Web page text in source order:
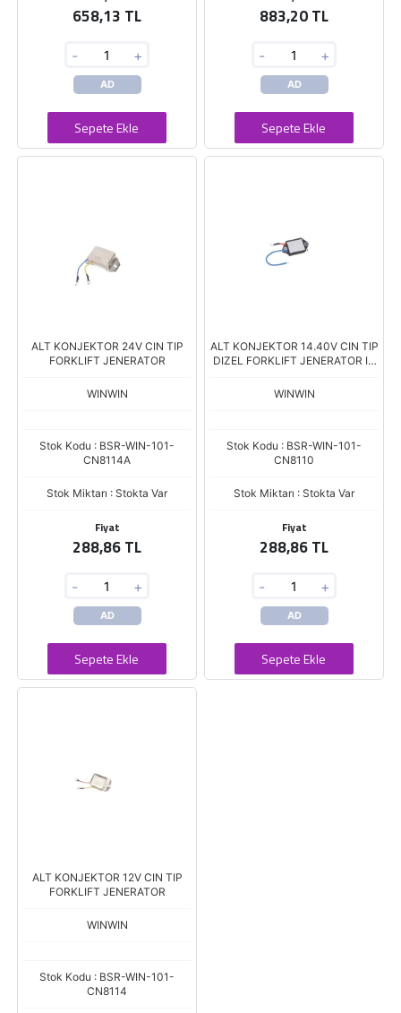
658,13 TL
- +
AD
Sepete Ekle
883,20 TL
- +
AD
Sepete Ekle
ALT KONJEKTOR 24V CIN TIP
FORKLIFT JENERATOR
WINWIN
Stok Kodu : BSR-WIN-101-
CN8114A
Stok Miktarı : Stokta Var
Fiyat
288,86 TL
- +
AD
Sepete Ekle
ALT KONJEKTOR 14.40V CIN TIP
DIZEL FORKLIFT JENERATOR IS
WINWIN
Stok Kodu : BSR-WIN-101-
CN8110
Stok Miktarı : Stokta Var
Fiyat
288,86 TL
- +
AD
Sepete Ekle
ALT KONJEKTOR 12V CIN TIP
FORKLIFT JENERATOR
WINWIN
Stok Kodu : BSR-WIN-101-
CN8114